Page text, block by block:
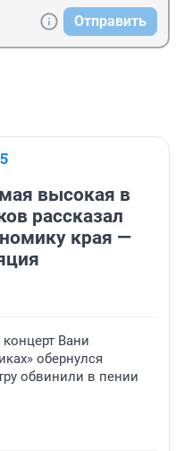
Отправить
высокая в
рассказал
края —
Вани
обернулся
обвинили в пении